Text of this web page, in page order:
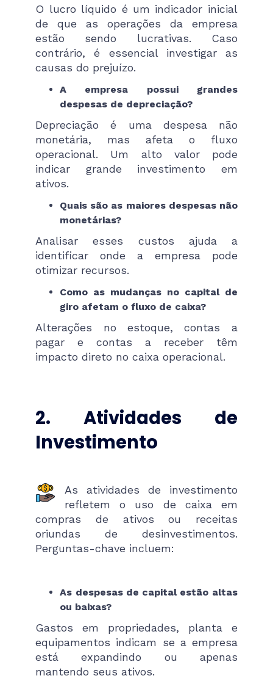
O lucro líquido é um indicador inicial
de que as operações da empresa
estão sendo lucrativas. Caso
contrário, é essencial investigar as
causas do prejuízo.
A empresa possui grandes
despesas de depreciação?
Depreciação é uma despesa não
monetária, mas afeta o fluxo
operacional. Um alto valor pode
indicar grande investimento em
ativos.
Quais são as maiores despesas não
monetárias?
Analisar esses custos ajuda a
identificar onde a empresa pode
otimizar recursos.
Como as mudanças no capital de
giro afetam o fluxo de caixa?
Alterações no estoque, contas a
pagar e contas a receber têm
impacto direto no caixa operacional.
2. Atividades de
Investimento
As atividades de investimento
refletem o uso de caixa em
compras de ativos ou receitas
oriundas de desinvestimentos.
Perguntas-chave incluem:
As despesas de capital estão altas
ou baixas?
Gastos em propriedades, planta e
equipamentos indicam se a empresa
está expandindo ou apenas
mantendo seus ativos.